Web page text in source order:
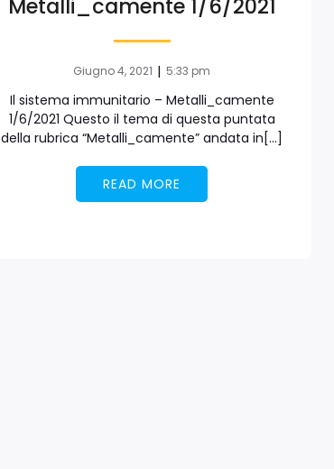
Metalli_camente 1/6/2021
Giugno 4, 2021 | 5:33 pm
Il sistema immunitario – Metalli_camente
1/6/2021 Questo il tema di questa puntata
della rubrica “Metalli_camente” andata in[…]
READ MORE